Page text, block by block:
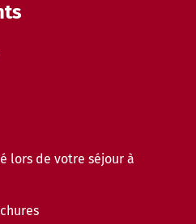
lors de votre séjour à